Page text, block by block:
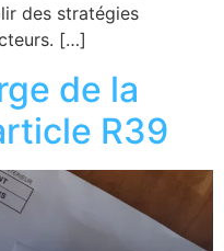
des stratégies
[…]
de la
R39